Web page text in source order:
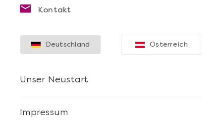
Kontakt
Impressum
Unser Neustart
Deutschland Österreich